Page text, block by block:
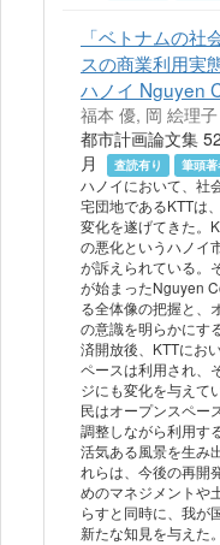
「ベトナムの
スの商業利用実
ハノイ Nguyen
福本 優, 岡 絵理子
都市計画論文集
月
査読有り 筆頭著
ハノイにおいて、社
宅団地であるKTTは
変化を遂げてきた。
の悪化というハノイ
が訴えられている。
が始まったNguyen
る全体像の把握と、
の意識を明らかにす
済開放後、KTTにお
ペースは利用され、
ジにも変化を与えて
民はオープンスペー
調整しながら利用す
活気ある風景を生み
れらは、今後の再開
めのマネジメントや
らすと同時に、我が
新たな知見を与えた。